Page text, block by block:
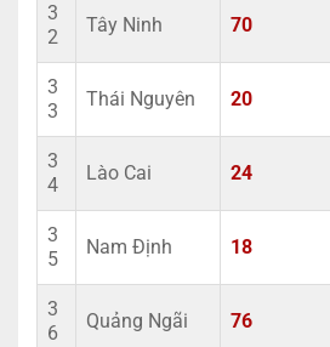
3
2
Tây Ninh 70
3
3
Thái Nguyên 20
3
4
Lào Cai 24
3
5
Nam Định 18
3
6
Quảng Ngãi 76